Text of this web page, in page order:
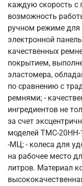
каждую скорость
возможность
ручном режиме для
электронной
качественных
покрытием,
эластомера,
по сравнению с
ремнями; -
ингредиентов не
за счет
моделей ТМС-
-МЦ; - колеса для
на рабочее место
литров. Материал